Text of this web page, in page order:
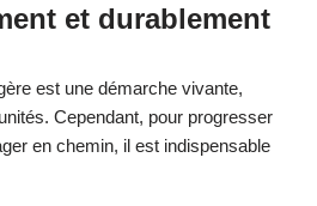
et durablement
est une démarche vivante,
Cependant, pour progresser
en chemin, il est indispensable